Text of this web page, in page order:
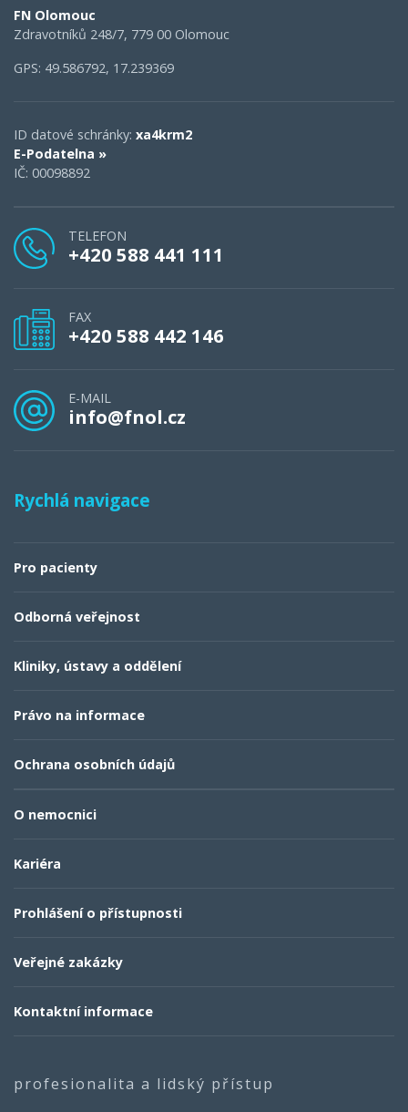
FN Olomouc
Zdravotníků 248/7, 779 00 Olomouc
GPS: 49.586792, 17.239369
ID datové schránky: xa4krm2
E-Podatelna »
IČ: 00098892
TELEFON
+420 588 441 111
FAX
+420 588 442 146
E-MAIL
info@fnol.cz
Rychlá navigace
Pro pacienty
Odborná veřejnost
Kliniky, ústavy a oddělení
Právo na informace
Ochrana osobních údajů
O nemocnici
Kariéra
Prohlášení o přístupnosti
Veřejné zakázky
Kontaktní informace
profesionalita a lidský přístup